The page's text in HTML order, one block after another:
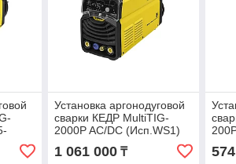
Установка аргонодуговой
сварки КЕДР MultiTIG-
2000P AC/DC (Исп.WS1)
(220В, 5-230А, с горелкой)
1 061 000₸